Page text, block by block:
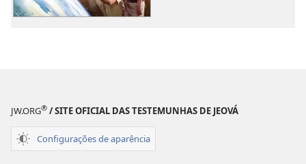
glória
JW.ORG® / SITE OFICIAL DAS TESTEMUNHAS DE JEOVÁ
Configurações de aparência